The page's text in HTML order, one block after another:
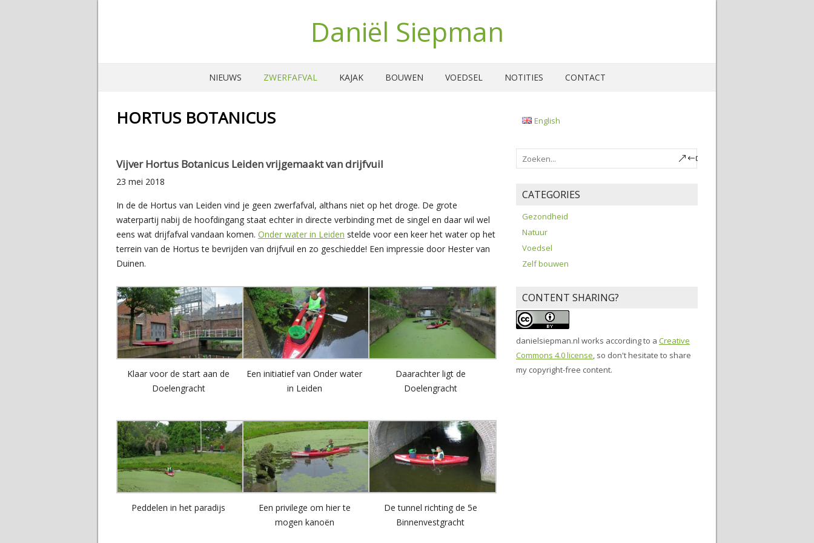
Daniël Siepman
NIEUWS ZWERFAFVAL KAJAK BOUWEN VOEDSEL NOTITIES CONTACT
HORTUS BOTANICUS
Vijver Hortus Botanicus Leiden vrijgemaakt van drijfvuil
23 mei 2018
In de de Hortus van Leiden vind je geen zwerfafval, althans niet op het droge. De grote
waterpartij nabij de hoofdingang staat echter in directe verbinding met de singel en daar wil wel
eens wat drijfafval vandaan komen. Onder water in Leiden stelde voor een keer het water op het
terrein van de Hortus te bevrijden van drijfvuil en zo geschiedde! Een impressie door Hester van
Duinen.
Klaar voor de start aan de
Doelengracht
Een initiatief van Onder water
in Leiden
Daarachter ligt de
Doelengracht
Peddelen in het paradijs
Een privilege om hier te
mogen kanoën
De tunnel richting de 5e
Binnenvestgracht
English
CATEGORIES
Gezondheid
Natuur
Voedsel
Zelf bouwen
CONTENT SHARING?
danielsiepman.nl works according to a Creative
Commons 4.0 license, so don't hesitate to share
my copyright-free content.